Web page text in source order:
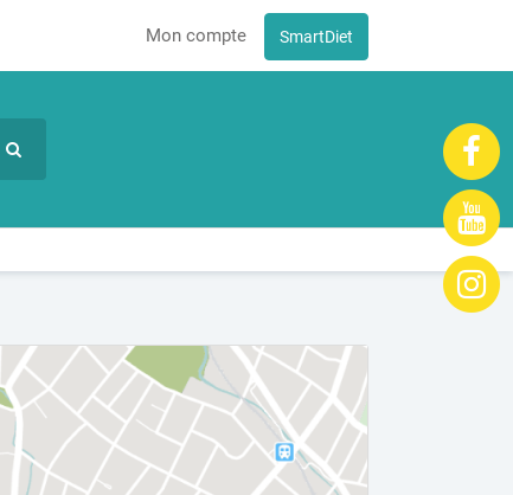
Mon compte SmartDiet